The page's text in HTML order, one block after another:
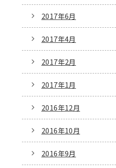
2017年6月
2017年4月
2017年2月
2017年1月
2016年12月
2016年10月
2016年9月